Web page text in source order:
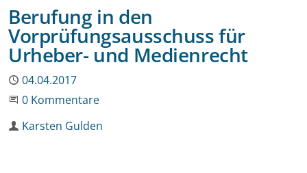
Berufung in den
Vorprüfungsausschuss für
Urheber- und Medienrecht
Publiziert
04.04.2017
Beginne eine Unterhaltung
0 Kommentare
Autor
Karsten Gulden